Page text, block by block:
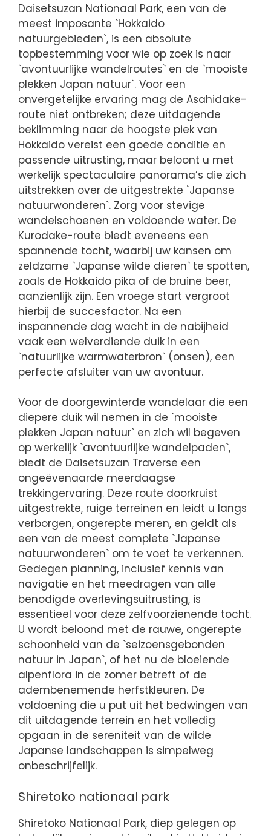
Daisetsuzan Nationaal Park, een van de
meest imposante `Hokkaido
natuurgebieden`, is een absolute
topbestemming voor wie op zoek is naar
`avontuurlijke wandelroutes` en de `mooiste
plekken Japan natuur`. Voor een
onvergetelijke ervaring mag de Asahidake-
route niet ontbreken; deze uitdagende
beklimming naar de hoogste piek van
Hokkaido vereist een goede conditie en
passende uitrusting, maar beloont u met
werkelijk spectaculaire panorama’s die zich
uitstrekken over de uitgestrekte `Japanse
natuurwonderen`. Zorg voor stevige
wandelschoenen en voldoende water. De
Kurodake-route biedt eveneens een
spannende tocht, waarbij uw kansen om
zeldzame `Japanse wilde dieren` te spotten,
zoals de Hokkaido pika of de bruine beer,
aanzienlijk zijn. Een vroege start vergroot
hierbij de succesfactor. Na een
inspannende dag wacht in de nabijheid
vaak een welverdiende duik in een
`natuurlijke warmwaterbron` (onsen), een
perfecte afsluiter van uw avontuur.
Voor de doorgewinterde wandelaar die een
diepere duik wil nemen in de `mooiste
plekken Japan natuur` en zich wil begeven
op werkelijk `avontuurlijke wandelpaden`,
biedt de Daisetsuzan Traverse een
ongeëvenaarde meerdaagse
trekkingervaring. Deze route doorkruist
uitgestrekte, ruige terreinen en leidt u langs
verborgen, ongerepte meren, en geldt als
een van de meest complete `Japanse
natuurwonderen` om te voet te verkennen.
Gedegen planning, inclusief kennis van
navigatie en het meedragen van alle
benodigde overlevingsuitrusting, is
essentieel voor deze zelfvoorzienende tocht.
U wordt beloond met de rauwe, ongerepte
schoonheid van de `seizoensgebonden
natuur in Japan`, of het nu de bloeiende
alpenflora in de zomer betreft of de
adembenemende herfstkleuren. De
voldoening die u put uit het bedwingen van
dit uitdagende terrein en het volledig
opgaan in de sereniteit van de wilde
Japanse landschappen is simpelweg
onbeschrijfelijk.
Shiretoko nationaal park
Shiretoko Nationaal Park, diep gelegen op